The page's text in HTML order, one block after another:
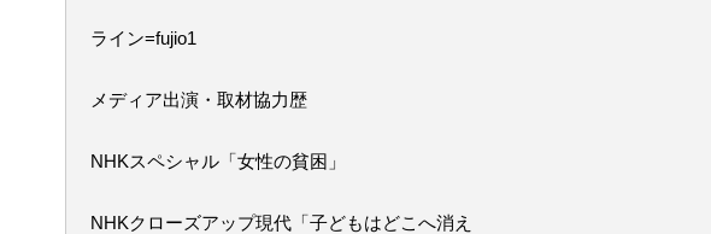
ライン=fujio1
メディア出演・取材協力歴
NHKスペシャル「女性の貧困」
NHKクローズアップ現代「子どもはどこへ消え